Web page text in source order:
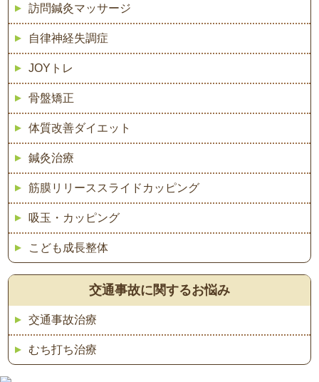
訪問鍼灸マッサージ
自律神経失調症
JOYトレ
骨盤矯正
体質改善ダイエット
鍼灸治療
筋膜リリーススライドカッピング
吸玉・カッピング
こども成長整体
交通事故に関するお悩み
交通事故治療
むち打ち治療